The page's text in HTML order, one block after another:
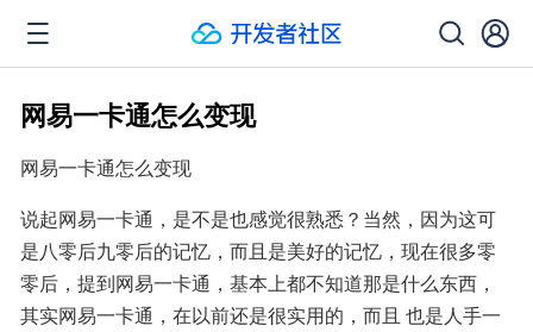
网易一卡通怎么变现
网易一卡通怎么变现
说起网易一卡通，是不是也感觉很熟悉？当然，因为这可
是八零后九零后的记忆，而且是美好的记忆，现在很多零
零后，提到网易一卡通，基本上都不知道那是什么东西，
其实网易一卡通，在以前还是很实用的，而且 也是人手一